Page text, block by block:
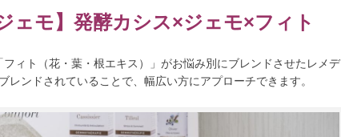
ェモ】発酵カシス×ジェモ×フィト
ィト（花・葉・根エキス）」がお悩み別にブレンドさせたレメデ
ンドされていることで、幅広い方にアプローチできます。